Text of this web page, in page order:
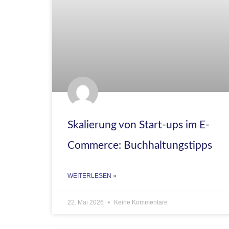
Skalierung von Start-ups im E-
Commerce: Buchhaltungstipps
WEITERLESEN »
22. Mai 2026 Keine Kommentare